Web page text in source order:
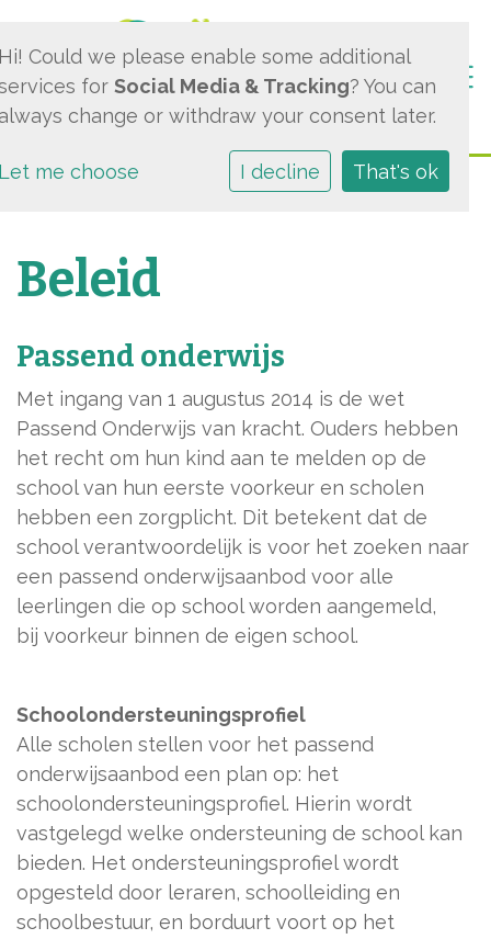
Beleid
Passend onderwijs
Met ingang van 1 augustus 2014 is de wet
Passend Onderwijs van kracht. Ouders hebben
het recht om hun kind aan te melden op de
school van hun eerste voorkeur en scholen
hebben een zorgplicht. Dit betekent dat de
school verantwoordelijk is voor het zoeken naar
een passend onderwijsaanbod voor alle
leerlingen die op school worden aangemeld,
bij voorkeur binnen de eigen school.
Schoolondersteuningsprofiel
Alle scholen stellen voor het passend
onderwijsaanbod een plan op: het
schoolondersteuningsprofiel. Hierin wordt
vastgelegd welke ondersteuning de school kan
bieden. Het ondersteuningsprofiel wordt
opgesteld door leraren, schoolleiding en
schoolbestuur, en borduurt voort op het
Could we please enable some additional
for Social Media & Tracking? You can
change or withdraw your consent later.
me choose I decline That's ok